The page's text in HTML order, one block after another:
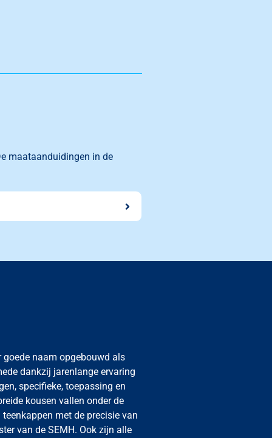
maataanduidingen in de
goede naam opgebouwd als
dankzij jarenlange ervaring
specifieke, toepassing en
kousen vallen onder de
met de precisie van
van de SEMH. Ook zijn alle